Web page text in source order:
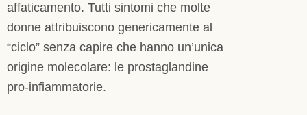
affaticamento. Tutti sintomi che molte
donne attribuiscono genericamente al
“ciclo” senza capire che hanno un’unica
origine molecolare: le prostaglandine
pro-infiammatorie.